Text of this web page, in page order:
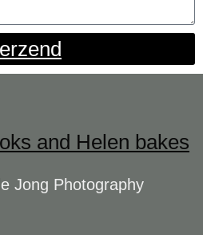
and Helen bakes
Jong Photography